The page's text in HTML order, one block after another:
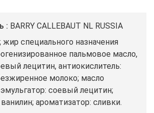
BARRY CALLEBAUT NL RUSSIA
жир специального назначения
пальмовое масло,
лецитин, антиокислитель:
молоко; масло
соевый лецитин;
ароматизатор: сливки.